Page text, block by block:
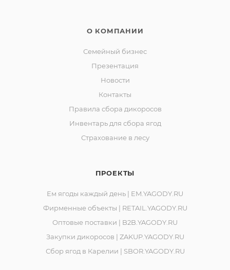
О КОМПАНИИ
Семейный бизнес
Презентация
Новости
Контакты
Правила сбора дикоросов
Инвентарь для сбора ягод
Страхование в лесу
ПРОЕКТЫ
Ем ягоды каждый день | EM.YAGODY.RU
Фирменные объекты | RETAIL.YAGODY.RU
Оптовые поставки | B2B.YAGODY.RU
Закупки дикоросов | ZAKUP.YAGODY.RU
Сбор ягод в Карелии | SBOR.YAGODY.RU